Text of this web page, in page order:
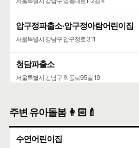
압구정파출소·압구정아람어린이집
서울특별시 강남구 압구정로 311
청담파출소
서울특별시 강남구 학동로95길 19
서울특별시 강남구 삼성로 761
주변 유아돌봄 👩🏻‍🍼
수연어린이집